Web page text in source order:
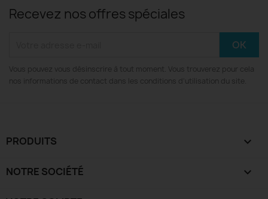
Recevez nos offres spéciales
Vous pouvez vous désinscrire à tout moment. Vous trouverez pour cela
nos informations de contact dans les conditions d'utilisation du site.
PRODUITS 
NOTRE SOCIÉTÉ 